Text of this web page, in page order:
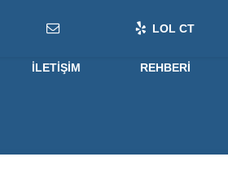
İLETIŞIM
LOL CT
REHBERI